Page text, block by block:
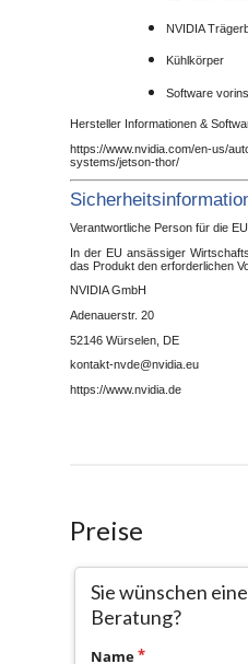
Preise
Sie wünschen eine
Beratung?
Name